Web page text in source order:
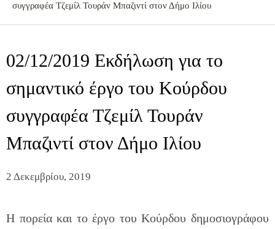
συγγραφέα Τζεμίλ Τουράν Μπαζιντί στον Δήμο Ιλίου
02/12/2019 Εκδήλωση για το
σημαντικό έργο του Κούρδου
συγγραφέα Τζεμίλ Τουράν
Μπαζιντί στον Δήμο Ιλίου
2 Δεκεμβρίου, 2019
Η πορεία και το έργο του Κούρδου δημοσιογράφου